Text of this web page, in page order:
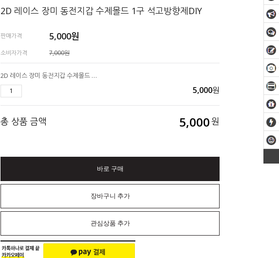
2D 레이스 장미 동전지갑 수제몰드 1구 석고방향제DIY
판매가격 5,000원
소비자가격 7,000원
2D 레이스 장미 동전지갑 수제몰드 1구 석고방향제DIY
5,000원
총 상품 금액 5,000원
바로 구매
장바구니 추가
관심상품 추가